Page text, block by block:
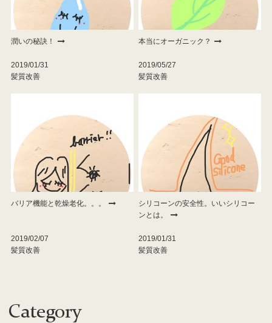
潤いの秘訣！
2019/01/31
髪質改善
本当にオーガニック？
2019/05/27
髪質改善
バリア機能と乾燥老化。。。
2019/02/07
髪質改善
シリコーンの安全性。いいシリコー
ンとは。
2019/01/31
髪質改善
Category